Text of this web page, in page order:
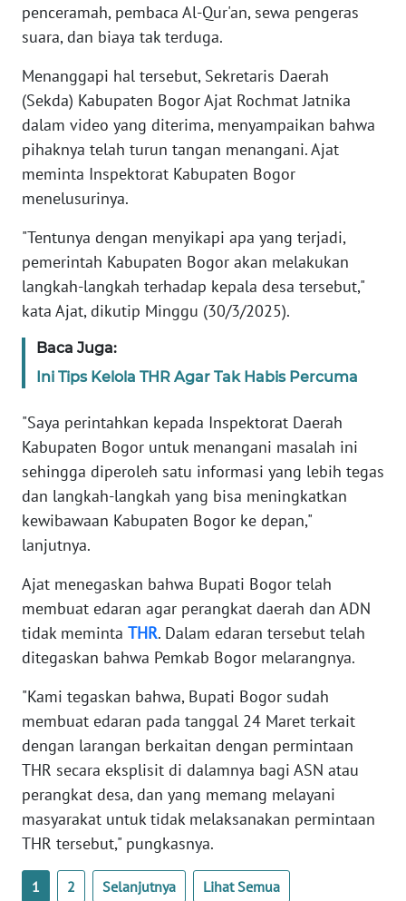
penceramah, pembaca Al-Qur'an, sewa pengeras
suara, dan biaya tak terduga.
Menanggapi hal tersebut, Sekretaris Daerah
(Sekda) Kabupaten Bogor Ajat Rochmat Jatnika
dalam video yang diterima, menyampaikan bahwa
pihaknya telah turun tangan menangani. Ajat
meminta Inspektorat Kabupaten Bogor
menelusurinya.
"Tentunya dengan menyikapi apa yang terjadi,
pemerintah Kabupaten Bogor akan melakukan
langkah-langkah terhadap kepala desa tersebut,"
kata Ajat, dikutip Minggu (30/3/2025).
Baca Juga:
Ini Tips Kelola THR Agar Tak Habis Percuma
"Saya perintahkan kepada Inspektorat Daerah
Kabupaten Bogor untuk menangani masalah ini
sehingga diperoleh satu informasi yang lebih tegas
dan langkah-langkah yang bisa meningkatkan
kewibawaan Kabupaten Bogor ke depan,"
lanjutnya.
Ajat menegaskan bahwa Bupati Bogor telah
membuat edaran agar perangkat daerah dan ADN
tidak meminta THR. Dalam edaran tersebut telah
ditegaskan bahwa Pemkab Bogor melarangnya.
"Kami tegaskan bahwa, Bupati Bogor sudah
membuat edaran pada tanggal 24 Maret terkait
dengan larangan berkaitan dengan permintaan
THR secara eksplisit di dalamnya bagi ASN atau
perangkat desa, dan yang memang melayani
masyarakat untuk tidak melaksanakan permintaan
THR tersebut," pungkasnya.
1 2 Selanjutnya Lihat Semua
WN
RIAU
WN
SERAMBI
WN
JAMBI
SULTRA
WN
NTB
SULTENG
WN
SULBAR
WN
BABEL
SUMBAR
WN
WN
BENGKULU
LAMPUNG
WN
JATENG
WN